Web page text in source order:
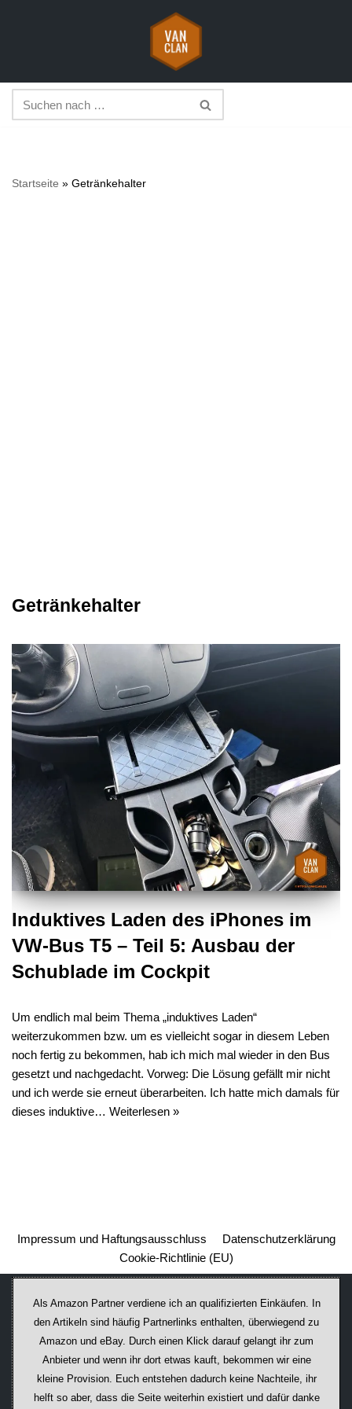
springen
Startseite » Getränkehalter
Getränkehalter
Induktives Laden des iPhones im
VW-Bus T5 – Teil 5: Ausbau der
Schublade im Cockpit
Um endlich mal beim Thema „induktives Laden“
weiterzukommen bzw. um es vielleicht sogar in diesem Leben
noch fertig zu bekommen, hab ich mich mal wieder in den Bus
gesetzt und nachgedacht. Vorweg: Die Lösung gefällt mir nicht
und ich werde sie erneut überarbeiten. Ich hatte mich damals für
dieses induktive… Weiterlesen »
Impressum und Haftungsausschluss
Datenschutzerklärung
Cookie-Richtlinie (EU)
Als Amazon Partner verdiene ich an qualifizierten Einkäufen. In
den Artikeln sind häufig Partnerlinks enthalten, überwiegend zu
Amazon und eBay. Durch einen Klick darauf ge­lan­gt ihr zum
Anbieter und wenn ihr dort etwas kauft, bekommen wir ei­ne
kleine Provision. Euch entstehen dadurch keine Nachteile, ihr
helft so aber, dass die Seite weiterhin existiert und dafür danke